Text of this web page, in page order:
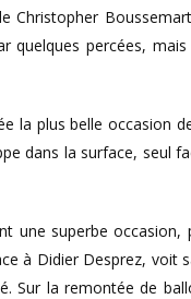
Christopher
quelques percées,
la plus belle occasion
dans la surface, seul
une superbe
à Didier Desprez, voit
Sur la remontée de